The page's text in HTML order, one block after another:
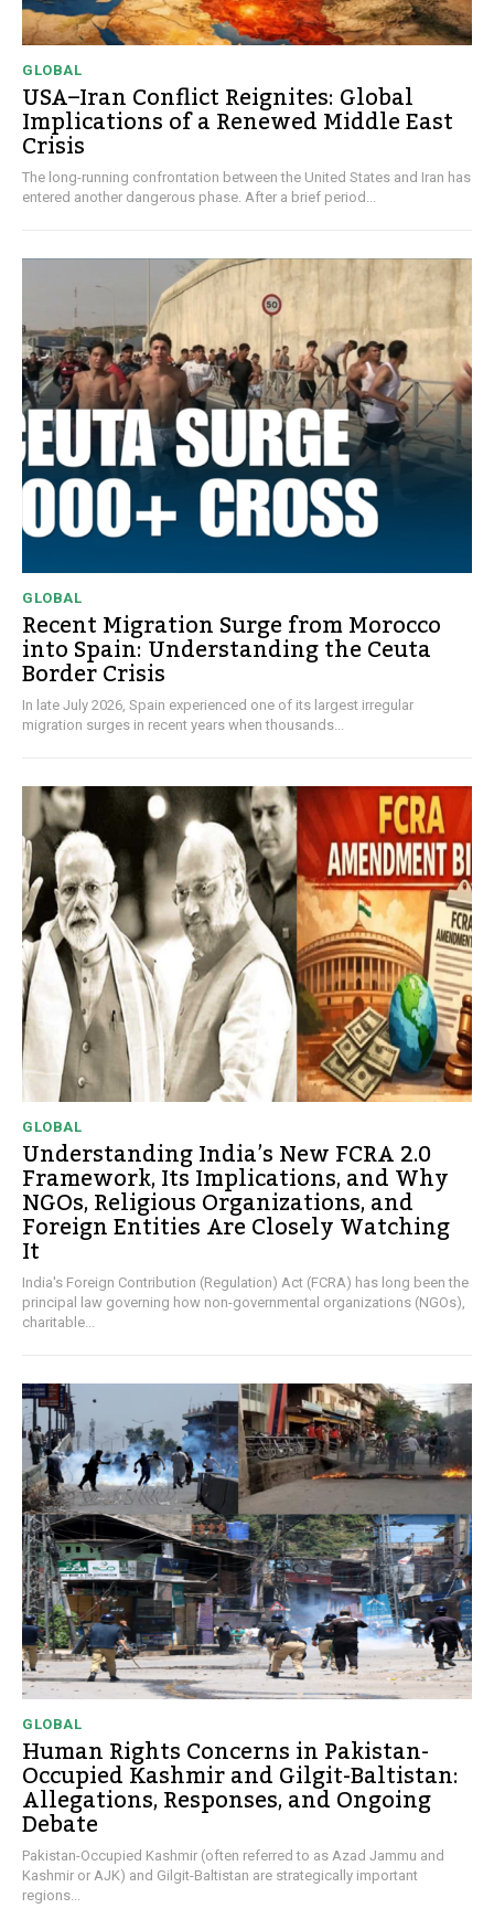
GLOBAL
USA–Iran Conflict Reignites: Global
Implications of a Renewed Middle East
Crisis
The long-running confrontation between the United States and Iran has
entered another dangerous phase. After a brief period...
GLOBAL
Recent Migration Surge from Morocco
into Spain: Understanding the Ceuta
Border Crisis
In late July 2026, Spain experienced one of its largest irregular
migration surges in recent years when thousands...
GLOBAL
Understanding India’s New FCRA 2.0
Framework, Its Implications, and Why
NGOs, Religious Organizations, and
Foreign Entities Are Closely Watching
It
India's Foreign Contribution (Regulation) Act (FCRA) has long been the
principal law governing how non-governmental organizations (NGOs),
charitable...
GLOBAL
Human Rights Concerns in Pakistan-
Occupied Kashmir and Gilgit-Baltistan:
Allegations, Responses, and Ongoing
Debate
Pakistan-Occupied Kashmir (often referred to as Azad Jammu and
Kashmir or AJK) and Gilgit-Baltistan are strategically important
regions...